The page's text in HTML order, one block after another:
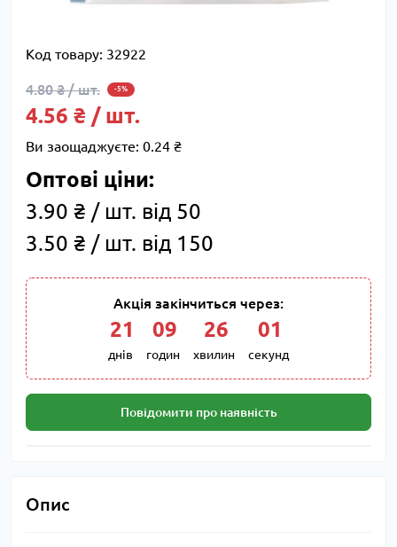
Код товару: 32922
4.80 ₴ / шт. -5%
4.56 ₴ / шт.
Ви заощаджуєте: 0.24 ₴
Оптові ціни:
3.90 ₴ / шт. від 50
3.50 ₴ / шт. від 150
Акція закінчиться через:
21
днів
09
годин
26
хвилин
00
секунд
Повідомити про наявність
Опис